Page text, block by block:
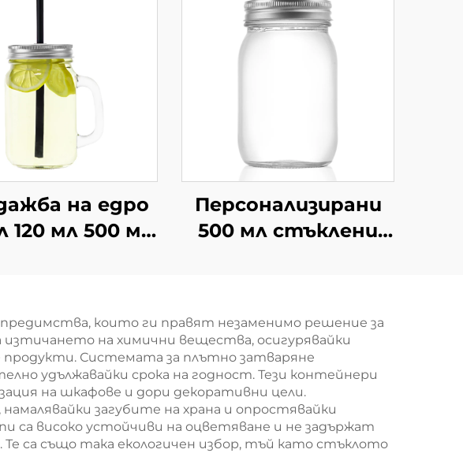
на едро
120 мл 500 мл
Персонализирани
500 мл стъклени
които ги правят незаменимо решение за
на химични вещества, осигурявайки
продукти. Системата за плътно затваряне
удължавайки срока на годност. Тези контейнери
на шкафове и дори декоративни цели.
загубите на храна и опростявайки
са високо устойчиви на оцветяване и не задържат
Те са също така екологичен избор, тъй като стъклото